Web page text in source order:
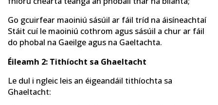
Go gcuirfear maoiniú sásúil ar fáil tríd na áisíneachtaí
Stáit cuí le maoiniú cothrom agus sásúil a chur ar fáil
do phobal na Gaeilge agus na Gaeltachta.
Éileamh 2: Tithíocht sa Ghaeltacht
Le dul i ngleic leis an éigeandáil tithíochta sa
Ghaeltacht: